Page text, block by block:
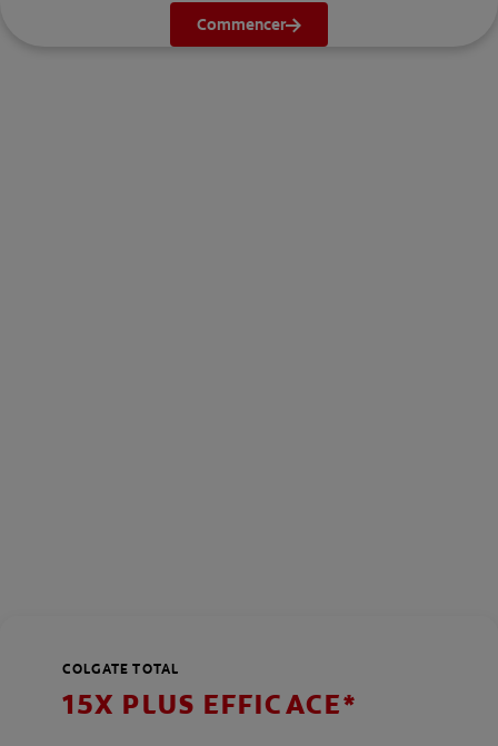
Commencer
COLGATE TOTAL
15X PLUS EFFICACE*